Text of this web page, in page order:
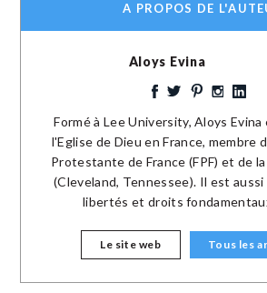
A PROPOS DE
Aloys Evina
Formé à Lee University, Aloys
l'Eglise de Dieu en France, membre
Protestante de France (FPF) et de
(Cleveland, Tennessee). Il est
libertés et droits
Le site web Tous les